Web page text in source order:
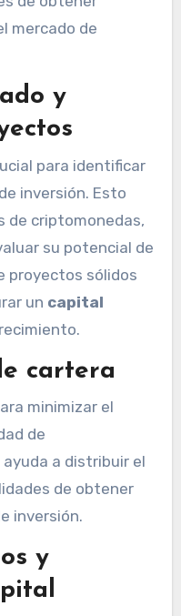
mercado de
y
para identificar
inversión. Esto
de criptomonedas,
su potencial de
proyectos sólidos
un capital
cartera
minimizar el
de
a distribuir el
de obtener
inversión.
y